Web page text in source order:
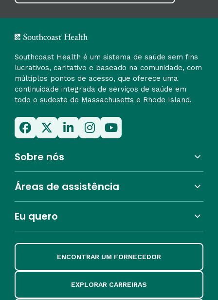
Southcoast Health é um sistema de saúde sem fins
lucrativos, caritativo e baseado na comunidade, com
múltiplos pontos de acesso, que oferece uma
continuidade integrada de serviços de saúde em
todo o sudeste de Massachusetts e Rhode Island.
Sobre nós
Áreas de assistência
Eu quero
ENCONTRAR UM FORNECEDOR
EXPLORAR CARREIRAS